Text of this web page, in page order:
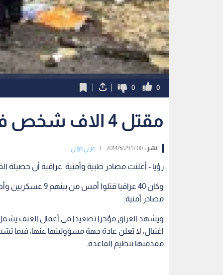
0
0
مقتل 4 الاف شخص في العراق منذ بداية العام
نشر :17:00 2014/5/29 عربي دولي
رؤيا - أعلنت مصادر طبية وأمنية عراقية أن حصيلة القتلى
مصادر أمنية.
ويشهد العراق مؤخرا تصعيدا في أعمال العنف
اغتيال، لا تعلن عادة جهة مسؤوليتها عنها، فيما
مقدمتها تنظيم القاعدة.